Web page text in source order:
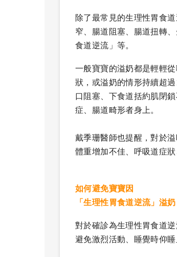
除了最常見的生理性胃食
窄、腸道阻塞、腸道扭轉
食道逆流」等。
一般寶寶的溢奶都是輕輕
狀，或溢奶的情形持續超
口阻塞、下食道括約肌閉
症、腸道畸形者身上。
戴季珊醫師也提醒，對於
體重增加不佳、呼吸道症
如何避免寶寶因
「生理性胃食道逆流」溢奶
對於確診為生理性胃食道
避免激烈活動、睡覺時仰